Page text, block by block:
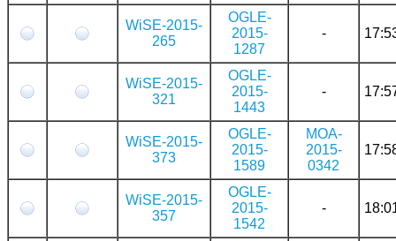
WiSE-2015-
265
OGLE-
2015-
1287
-
WiSE-2015-
321
OGLE-
2015-
1443
-
WiSE-2015-
373
OGLE-
2015-
1589
MOA-
2015-
0342
WiSE-2015-
357
OGLE-
2015-
1542
-